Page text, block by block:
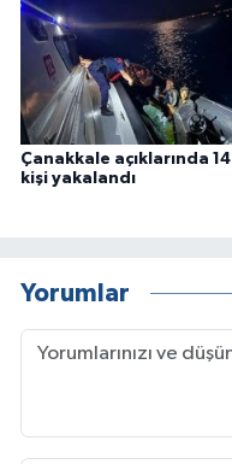
Çanakkale açıklarında 14
kişi yakalandı
Yorumlar